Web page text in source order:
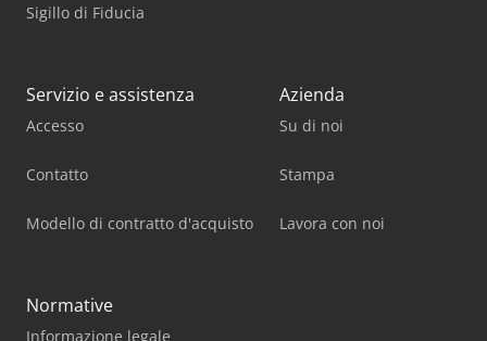
Sigillo di Fiducia
Servizio e assistenza
Accesso
Contatto
Modello di contratto d'acquisto
Azienda
Su di noi
Stampa
Lavora con noi
Normative
Informazione legale